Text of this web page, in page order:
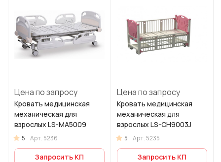
Цена по запросу
Кровать медицинская
механическая для
взрослых LS-MA5009
5 Арт. 5236
Запросить КП
Цена по запросу
Кровать медицинская
механическая для
взрослых LS-CH9003J
5 Арт. 5235
Запросить КП